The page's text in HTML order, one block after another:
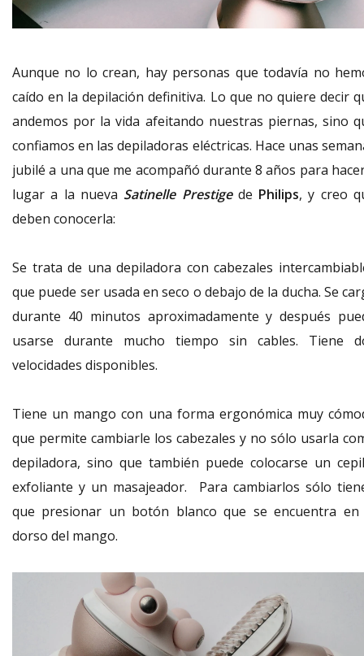
Aunque no lo crean, hay personas que todavía no
caído en la depilación definitiva. Lo que no quiere decir
andemos por la vida afeitando nuestras piernas, sino
confiamos en las depiladoras eléctricas. Hace unas
jubilé a una que me acompañó durante 8 años para
lugar a la nueva Satinelle Prestigede Philips, y creo
deben conocerla:
Se trata de una depiladora con cabezales
que puede ser usada en seco o debajo de la ducha. Se
durante 40 minutos aproximadamente y después
usarse durante mucho tiempo sin cables. Tiene
velocidades disponibles.
Tiene un mango con una forma ergonómica muy
que permite cambiarle los cabezales y no sólo usarla
depiladora, sino que también puede colocarse un
exfoliante y un masajeador. Para cambiarlos sólo
que presionar un botón blanco que se encuentra en
dorso del mango.